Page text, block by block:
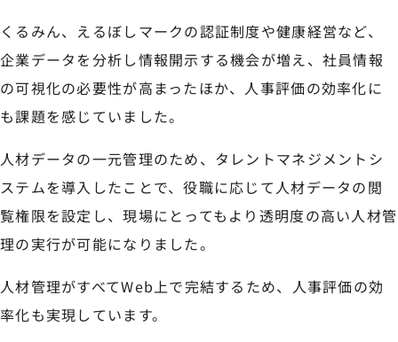
くるみん、えるぼしマークの認証制度や健康経営など、
企業データを分析し情報開示する機会が増え、社員情報
の可視化の必要性が高まったほか、人事評価の効率化に
も課題を感じていました。
人材データの一元管理のため、タレントマネジメントシ
ステムを導入したことで、役職に応じて人材データの閲
覧権限を設定し、現場にとってもより透明度の高い人材管
理の実行が可能になりました。
人材管理がすべてWeb上で完結するため、人事評価の効
率化も実現しています。